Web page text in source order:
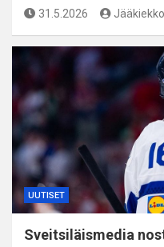
31.5.2026
UUTISET
Sveitsiläismedia